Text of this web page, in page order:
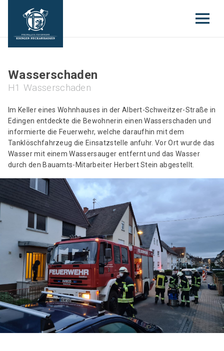
Wasserschaden
H1 Wasserschaden
Im Keller eines Wohnhauses in der Albert-Schweitzer-Straße in
Edingen entdeckte die Bewohnerin einen Wasserschaden und
informierte die Feuerwehr, welche daraufhin mit dem
Tanklöschfahrzeug die Einsatzstelle anfuhr. Vor Ort wurde das
Wasser mit einem Wassersauger entfernt und das Wasser
durch den Bauamts-Mitarbeiter Herbert Stein abgestellt.